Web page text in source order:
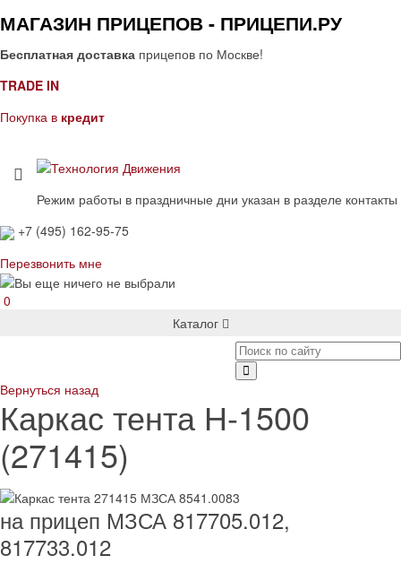
МАГАЗИН ПРИЦЕПОВ - ПРИЦЕПИ.РУ
Бесплатная доставка прицепов по Москве!
TRADE IN
Покупка в кредит
Режим работы в праздничные дни указан в разделе контакты
+7 (495) 162-95-75
Перезвонить мне
0
Каталог
Вернуться назад
Каркас тента Н-1500
(271415)
на прицеп МЗСА 817705.012,
817733.012